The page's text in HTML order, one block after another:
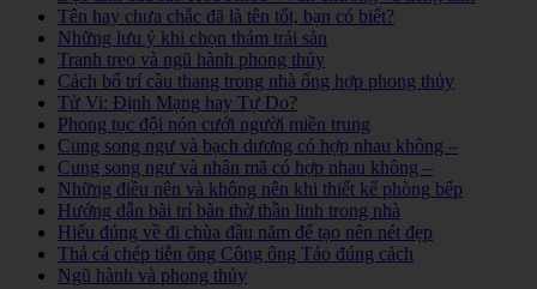
Tên hay chưa chắc đã là tên tốt, bạn có biết?
Những lưu ý khi chọn thảm trải sàn
Tranh treo và ngũ hành phong thủy
Cách bố trí cầu thang trong nhà ống hợp phong thủy
Tử Vi: Định Mạng hay Tự Do?
Phong tục đội nón cưới người miền trung
Cung song ngư và bạch dương có hợp nhau không –
Cung song ngư và nhân mã có hợp nhau không –
Những điều nên và không nên khi thiết kế phòng bếp
Hướng dẫn bài trí bàn thờ thần linh trong nhà
Hiểu đúng về đi chùa đầu năm để tạo nên nét đẹp
Thả cá chép tiễn ông Công ông Táo đúng cách
Ngũ hành và phong thủy